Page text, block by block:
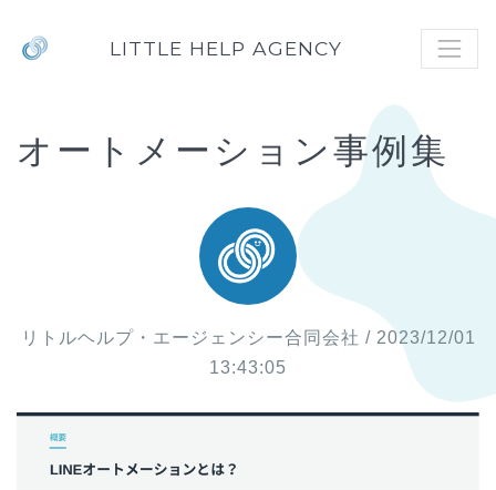
LITTLE HELP AGENCY
オートメーション事例集
リトルヘルプ・エージェンシー合同会社 / 2023/12/01
13:43:05